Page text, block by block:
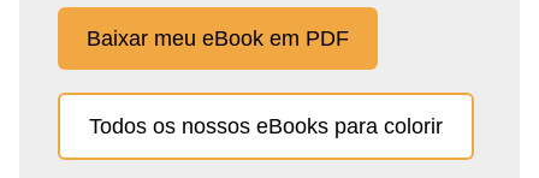
Baixar meu eBook em PDF
Todos os nossos eBooks para colorir